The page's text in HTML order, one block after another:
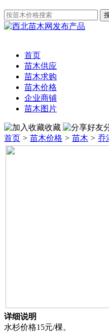
发布产品
首页
苗木供应
苗木求购
苗木价格
企业商铺
苗木图片
收藏
首页 > 苗木价格 > 苗木 > 乔
详细说明
水杉价格15元/棵。